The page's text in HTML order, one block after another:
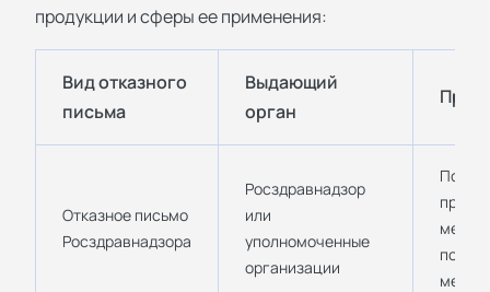
продукции и сферы ее применения:
Вид отказного
письма
Выдающий
орган
Отказное письмо
Росздравнадзора
Росздравнадзор
или
уполномоченные
организации